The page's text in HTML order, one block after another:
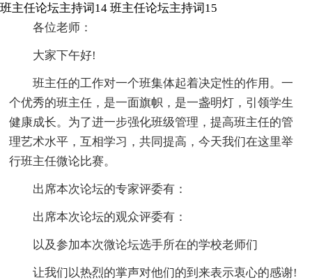
班主任论坛主持词14
各位老师：
大家下午好!
班主任的工作对一个班集体起着决定性的作用。一
个优秀的班主任，是一面旗帜，是一盏明灯，引领学生
健康成长。为了进一步强化班级管理，提高班主任的管
理艺术水平，互相学习，共同提高，今天我们在这里举
行班主任微论比赛。
出席本次论坛的专家评委有：
出席本次论坛的观众评委有：
以及参加本次微论坛选手所在的学校老师们
让我们以热烈的掌声对他们的到来表示衷心的感谢!
班主任论坛主持词15